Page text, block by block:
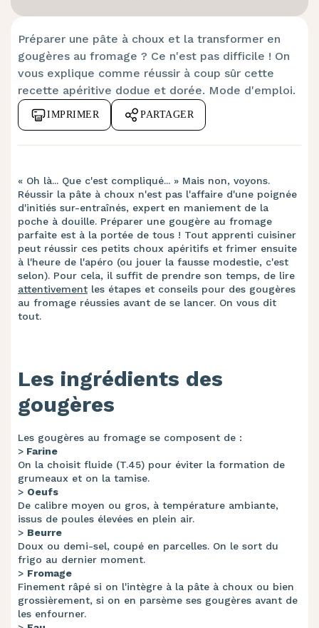
Préparer une pâte à choux et la transformer en
gougères au fromage ? Ce n'est pas difficile ! On
vous explique comme réussir à coup sûr cette
recette apéritive dodue et dorée. Mode d'emploi.
IMPRIMER PARTAGER
« Oh là... Que c'est compliqué... » Mais non, voyons.
Réussir la pâte à choux n'est pas l'affaire d'une poignée
d'initiés sur-entraînés, expert en maniement de la
poche à douille. Préparer une gougère au fromage
parfaite est à la portée de tous ! Tout apprenti cuisiner
peut réussir ces petits choux apéritifs et frimer ensuite
à l'heure de l'apéro (ou jouer la fausse modestie, c'est
selon). Pour cela, il suffit de prendre son temps, de lire
attentivement les étapes et conseils pour des gougères
au fromage réussies avant de se lancer. On vous dit
tout.
Les ingrédients des
gougères
Les gougères au fromage se composent de :
> Farine
On la choisit fluide (T.45) pour éviter la formation de
grumeaux et on la tamise.
> Oeufs
De calibre moyen ou gros, à température ambiante,
issus de poules élevées en plein air.
> Beurre
Doux ou demi-sel, coupé en parcelles. On le sort du
frigo au dernier moment.
> Fromage
Finement râpé si on l'intègre à la pâte à choux ou bien
grossièrement, si on en parsème ses gougères avant de
les enfourner.